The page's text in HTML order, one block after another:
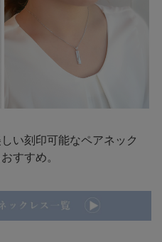
い刻印可能なペアネック
おすすめ。